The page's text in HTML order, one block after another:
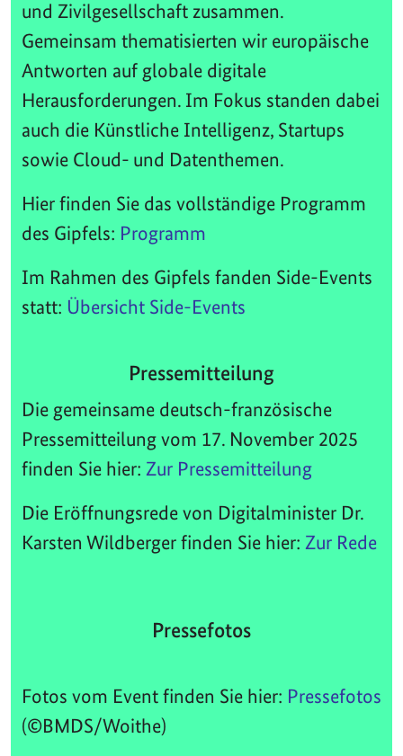
und Zivilgesellschaft zusammen.
Gemeinsam thematisierten wir europäische
Antworten auf globale digitale
Herausforderungen. Im Fokus standen dabei
auch die Künstliche Intelligenz, Startups
sowie Cloud- und Datenthemen.
Hier finden Sie das vollständige Programm
des Gipfels: Programm
Im Rahmen des Gipfels fanden Side-Events
statt: Übersicht Side-Events
Pressemitteilung
Die gemeinsame deutsch-französische
Pressemitteilung vom 17. November 2025
finden Sie hier: Zur Pressemitteilung
Die Eröffnungsrede von Digitalminister Dr.
Karsten Wildberger finden Sie hier: Zur Rede
Pressefotos
Fotos vom Event finden Sie hier: Pressefotos
(©BMDS/Woithe)